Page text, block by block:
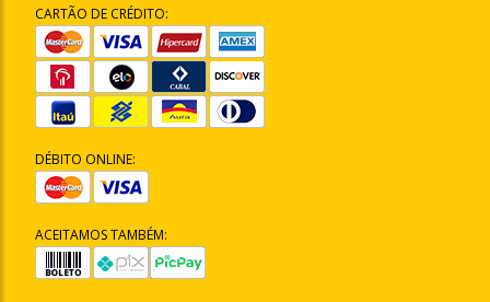
CARTÃO DE CRÉDITO:
DÉBITO ONLINE:
ACEITAMOS TAMBÉM: